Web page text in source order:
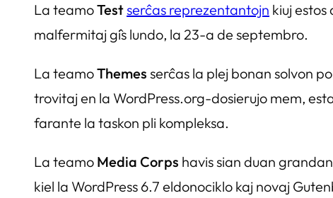
La teamoTestserĉas reprezentantojn kiuj
malfermitaj ĝis lundo, la 23-a de septembro.
La teamoThemes serĉas la plej bonan solvon
trovitaj en la WordPress.org-dosierujo mem,
farante la taskon pli kompleksa.
La teamo Media Corps havis sian duan
kiel la WordPress 6.7 eldonociklo kaj novaj